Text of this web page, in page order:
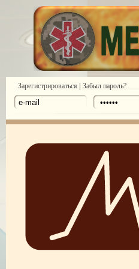
Зарегистрироваться | Забыл пароль?